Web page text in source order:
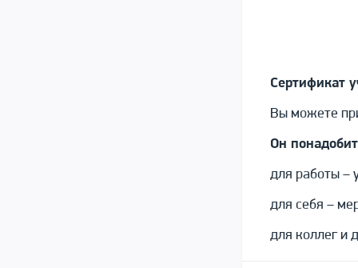
Сертификат
Вы можете
Он
для работы –
для себя –
для коллег и